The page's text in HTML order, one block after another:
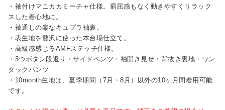
・袖付けマニカカミーチャ仕様。窮屈感もなく動きやすくリラック
スした着心地に。
・袖通しの楽なキュプラ袖裏。
・表生地を贅沢に使った本台場仕立て。
・高級感感じるAMFステッチ仕様。
・3つボタン段返り・サイドベンツ・袖開き見せ・背抜き裏地・ワン
タックパンツ
・10month生地は、夏季期間（7月・8月）以外の10ヶ月間着用可能
です。